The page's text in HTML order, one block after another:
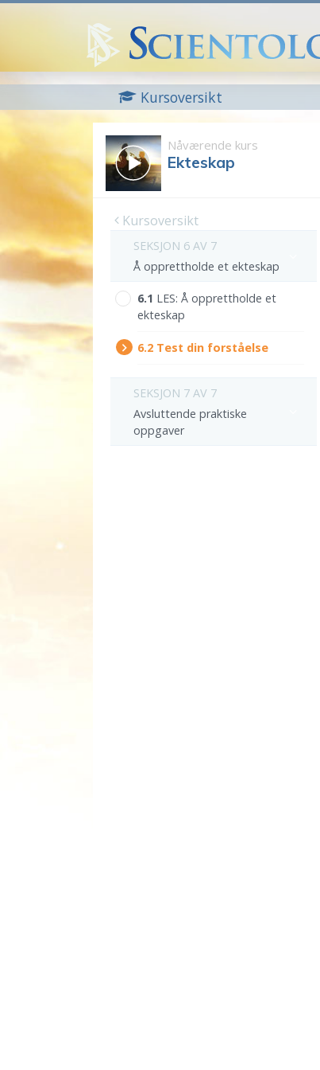
Kursoversikt
Nåværende kurs
Ekteskap
Kursoversikt
SEKSJON 6 AV 7
Å opprettholde et ekteskap
6.‎1 LES: Å opprettholde et
ekteskap
6.‎2 Test din forståelse
SEKSJON 7 AV 7
Avsluttende praktiske
oppgaver